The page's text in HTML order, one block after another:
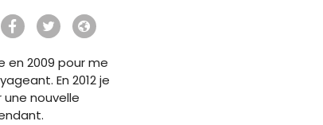
en 2009 pour me
En 2012 je
nouvelle